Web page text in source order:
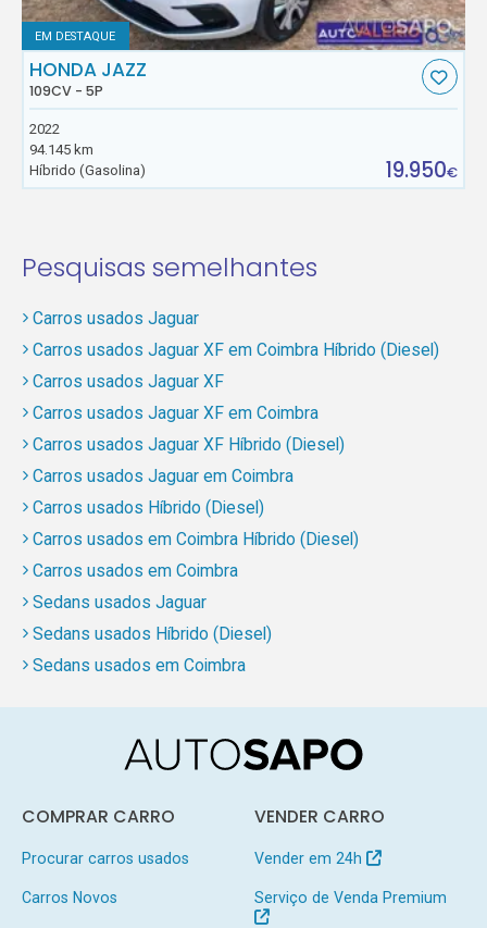
EM DESTAQUE
HONDA JAZZ
109CV - 5P
2022
94.145 km
Híbrido (Gasolina)
19.950€
Pesquisas semelhantes
Carros usados Jaguar
Carros usados Jaguar XF em Coimbra Híbrido (Diesel)
Carros usados Jaguar XF
Carros usados Jaguar XF em Coimbra
Carros usados Jaguar XF Híbrido (Diesel)
Carros usados Jaguar em Coimbra
Carros usados Híbrido (Diesel)
Carros usados em Coimbra Híbrido (Diesel)
Carros usados em Coimbra
Sedans usados Jaguar
Sedans usados Híbrido (Diesel)
Sedans usados em Coimbra
COMPRAR CARRO
Procurar carros usados
Carros Novos
VENDER CARRO
Vender em 24h
Serviço de Venda Premium